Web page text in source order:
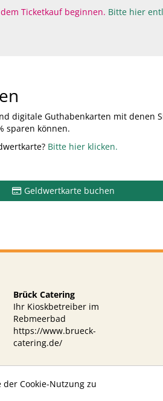
Ticketkauf beginnen. Bitte hier
digitale Guthabenkarten mit denen
sparen können.
Bitte hier klicken.
Geldwertkarte buchen
Brück Catering
Ihr Kioskbetreiber im
Rebmeerbad
https://www.brueck-
catering.de/
Cookie-Nutzung zu